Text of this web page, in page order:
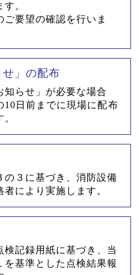
。
ご要望の確認を行いま
せ」の配布
知らせ」が必要な場合
10日前までに現場に配布
の３に基づき、消防設備
により実施します。
検記録用紙に基づき、当
を基準とした点検結果報